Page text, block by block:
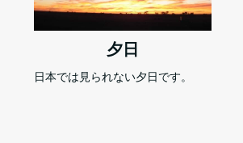
夕日
日本では見られない夕日です。